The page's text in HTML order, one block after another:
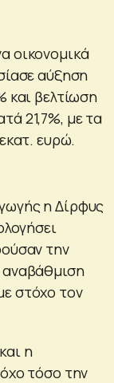
οικονομικά
αύξηση
και βελτίωση
21,7%, με τα
ευρώ.
η Δίρφυς
την
αναβάθμιση
στόχο τον
η
τόσο την